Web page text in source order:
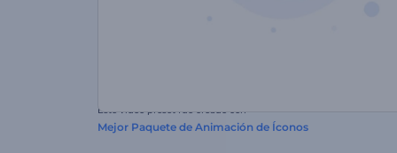
Este video preset fue creado con
Mejor Paquete de Animación de Íconos